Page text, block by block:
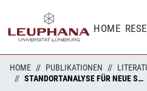
HOME
HOME PUBLIKATIONEN
STANDORTANALYSE FÜR NEUE STATIONEN DES FAHRRADVERLEIHSYSTEMS IN LÜNEBURG